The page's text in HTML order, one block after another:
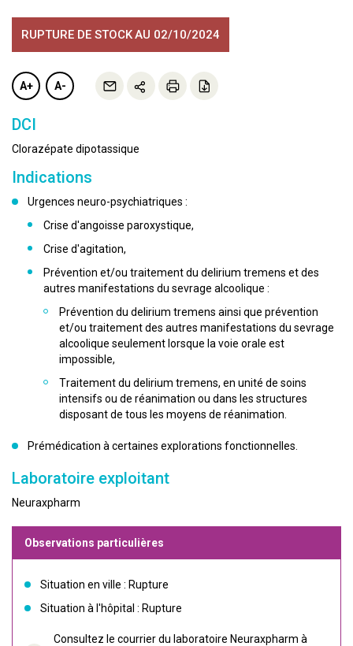
RUPTURE DE STOCKAU 02/10/2024
A+ A-
DCI
Clorazépate dipotassique
Indications
Urgences neuro-psychiatriques :
Crise d'angoisse paroxystique,
Crise d'agitation,
Prévention et/ou traitement du delirium tremens et des
autres manifestations du sevrage alcoolique :
Prévention du delirium tremens ainsi que prévention
et/ou traitement des autres manifestations du sevrage
alcoolique seulement lorsque la voie orale est
impossible,
Traitement du delirium tremens, en unité de soins
intensifs ou de réanimation ou dans les structures
disposant de tous les moyens de réanimation.
Prémédication à certaines explorations fonctionnelles.
Laboratoire exploitant
Neuraxpharm
Observations particulières
Situation en ville : Rupture
Situation à l'hôpital : Rupture
Consultez le courrier du laboratoire Neuraxpharm à